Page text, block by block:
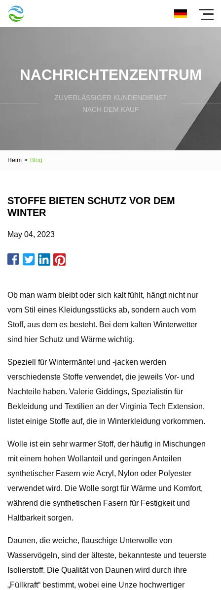
NACHRICHTENZENTRUM
ZUVERLÄSSIGER KUNDENDIENST
NACH DEM KAUF
Heim > Blog
STOFFE BIETEN SCHUTZ VOR DEM
WINTER
May 04, 2023
Ob man warm bleibt oder sich kalt fühlt, hängt nicht nur
vom Stil eines Kleidungsstücks ab, sondern auch vom
Stoff, aus dem es besteht. Bei dem kalten Winterwetter
sind hier Schutz und Wärme wichtig.
Speziell für Wintermäntel und -jacken werden
verschiedenste Stoffe verwendet, die jeweils Vor- und
Nachteile haben. Valerie Giddings, Spezialistin für
Bekleidung und Textilien an der Virginia Tech Extension,
listet einige Stoffe auf, die in Winterkleidung vorkommen.
Wolle ist ein sehr warmer Stoff, der häufig in Mischungen
mit einem hohen Wollanteil und geringen Anteilen
synthetischer Fasern wie Acryl, Nylon oder Polyester
verwendet wird. Die Wolle sorgt für Wärme und Komfort,
während die synthetischen Fasern für Festigkeit und
Haltbarkeit sorgen.
Daunen, die weiche, flauschige Unterwolle von
Wasservögeln, sind der älteste, bekannteste und teuerste
Isolierstoff. Die Qualität von Daunen wird durch ihre
„Füllkraft“ bestimmt, wobei eine Unze hochwertiger